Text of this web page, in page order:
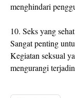
menghindari
10. Seks yang sehat
Sangat penting
Kegiatan seksual
mengurangi